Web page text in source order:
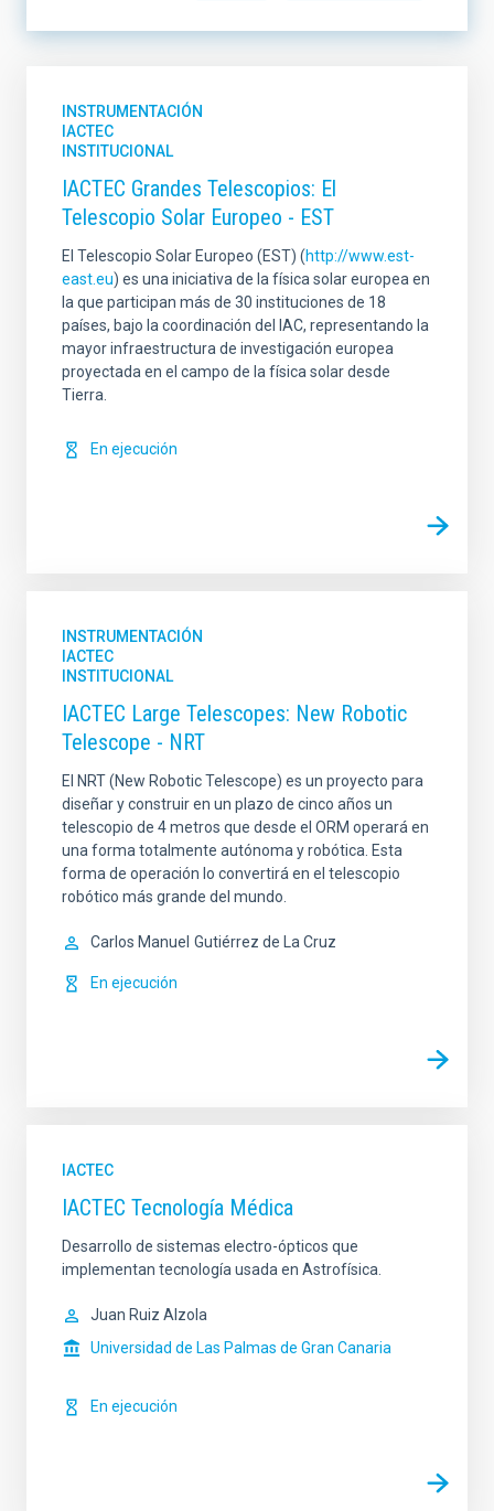
LÍNEA DE INVESTIGACIÓN
LÍNEA IACTEC ORDENAR POR
ORDEN
INSTRUMENTACIÓN
IACTEC
INSTITUCIONAL
IACTEC Grandes Telescopios: El
Telescopio Solar Europeo - EST
El Telescopio Solar Europeo (EST) (http://www.est-
east.eu) es una iniciativa de la física solar europea en
la que participan más de 30 instituciones de 18
países, bajo la coordinación del IAC, representando la
mayor infraestructura de investigación europea
proyectada en el campo de la física solar desde
Tierra.
En ejecución
INSTRUMENTACIÓN
IACTEC
INSTITUCIONAL
IACTEC Large Telescopes: New Robotic
Telescope - NRT
El NRT (New Robotic Telescope) es un proyecto para
diseñar y construir en un plazo de cinco años un
telescopio de 4 metros que desde el ORM operará en
una forma totalmente autónoma y robótica. Esta
forma de operación lo convertirá en el telescopio
robótico más grande del mundo.
Carlos Manuel Gutiérrez de La Cruz
En ejecución
IACTEC
IACTEC Tecnología Médica
Desarrollo de sistemas electro-ópticos que
implementan tecnología usada en Astrofísica.
Juan Ruiz Alzola
Universidad de Las Palmas de Gran Canaria
En ejecución